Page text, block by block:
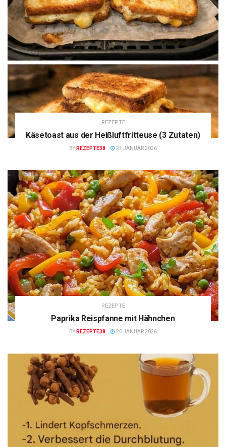
REZEPTE
Käsetoast aus der Heißluftfritteuse (3 Zutaten)
BY REZEPTE38 21 JANUAR 2026
REZEPTE
Paprika Reispfanne mit Hähnchen
BY REZEPTE38 20 JANUAR 2026